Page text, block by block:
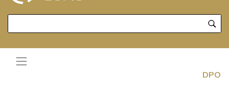
DPO